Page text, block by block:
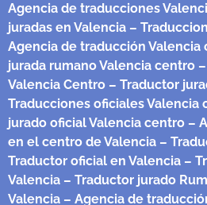
Agencia de traducciones
juradas en Valencia –
Agencia de traducción Valencia
jurada rumano Valencia centro
Valencia Centro – Traductor
Traducciones oficiales Valencia
jurado oficial Valencia centro –
en el centro de Valencia –
Traductor oficial en Valencia –
Valencia – Traductor jurado
Valencia – Agencia de